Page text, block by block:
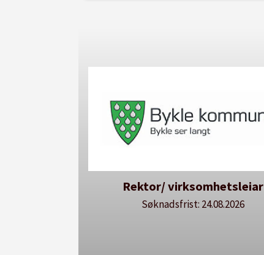
Rektor/ virksomhetsleiar
Søknadsfrist: 24.08.2026